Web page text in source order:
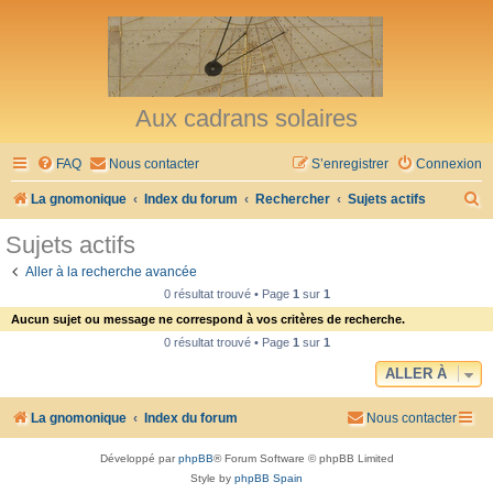
Aux cadrans solaires
FAQ Nous contacter Connexion
S’enregistrer
La gnomonique Index du forum Rechercher Sujets actifs
h
Sujets actifs
Aller à la recherche avancée
0 résultat trouvé • Page 1sur 1
Aucun sujet ou message ne correspond à vos critères de recherche.
0 résultat trouvé • Page 1sur 1
ALLER À
La gnomonique Index du forum Nous contacter
Développé parphpBB® Forum Software © phpBB Limited
Style by phpBB Spain